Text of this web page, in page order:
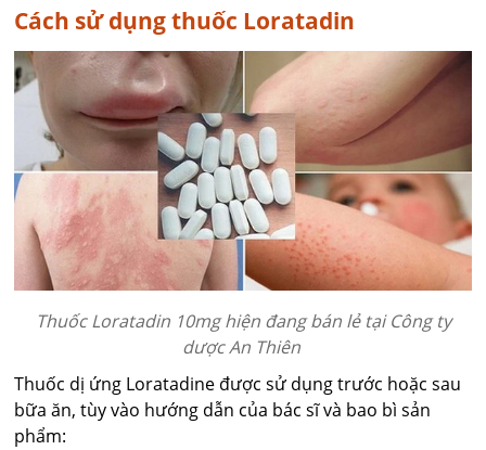
Cách sử dụng thuốc Loratadin
Thuốc Loratadin 10mg hiện đang bán lẻ tại Công ty
dược An Thiên
Thuốc dị ứng Loratadine được sử dụng trước hoặc sau
bữa ăn, tùy vào hướng dẫn của bác sĩ và bao bì sản
phẩm: